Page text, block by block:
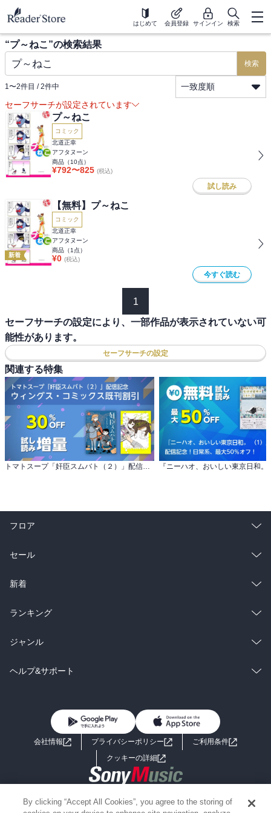
はじめて 会員登録 サインイン 検索
“プ～ねこ ”の検索結果
検索
1〜2件目 / 2件中
一致度順
セーフサーチが設定されています
プ～ねこ
コミック
北道正幸
アフタヌーン
商品（10点）
¥792〜825 (税込)
試し読み
新着
【無料】プ～ねこ
コミック
北道正幸
アフタヌーン
商品（1 点）
¥0 (税込)
今すぐ読む
1
セーフサーチの設定により、一部作品が表示されていない可
能性があります。
セーフサーチの設定
関連する特集
トマトスープ「奸臣スムバト（２）」配信記念 ウィングス・コミックス既刊割引
フロア
総合
ラノベ
雑誌・グラビア
BL・TL
セール
総合
ラノベ
雑誌・グラビア
BL・TL
新着
総合
ラノベ
雑誌・グラビア
ランキング
総合
ラノベ
ジャンル
コミック
ライトノベル 男子向けラノベ
小説
海外小説
ミステリー SF
ヘルプ&サポート
よくあるご質問 お問い合わせ
会社情報 プライバシーポリシー
ご利用条件
クッキーの詳細
Copyright 2017 - 2026 Sony Music Entertainment(Japan) Inc.
Information on the site is for the Japan domestic market only
By clicking “Accept All Cookies”, you agree to the storing of